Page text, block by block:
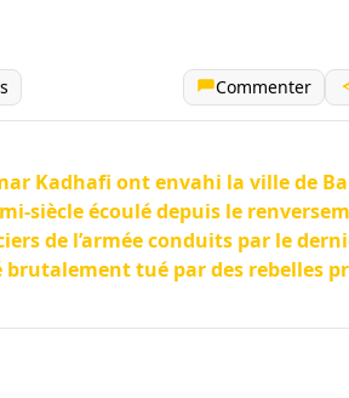
Commenter
Kadhafi ont envahi la ville de
siècle écoulé depuis le
de l’armée conduits par le
tué par des rebelles